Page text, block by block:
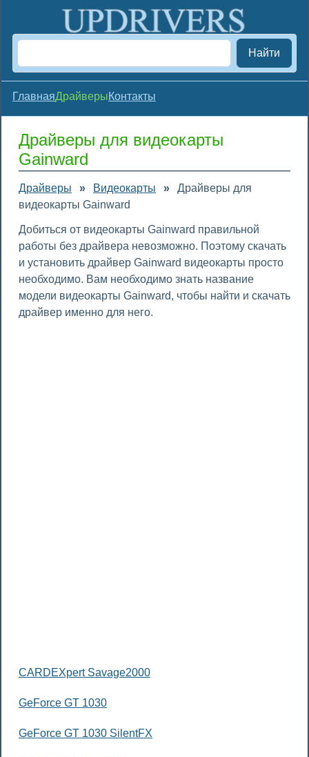
Найти
ГлавнаяДрайверыКонтакты
Драйверы для видеокарты
Gainward
Драйверы » Видеокарты »
Драйверы для
видеокарты Gainward
Добиться от видеокарты Gainward правильной
работы без драйвера невозможно. Поэтому скачать
и установить драйвер Gainward видеокарты просто
необходимо. Вам необходимо знать название
модели видеокарты Gainward, чтобы найти и скачать
драйвер именно для него.
CARDEXpert Savage2000
GeForce GT 1030
GeForce GT 1030 SilentFX